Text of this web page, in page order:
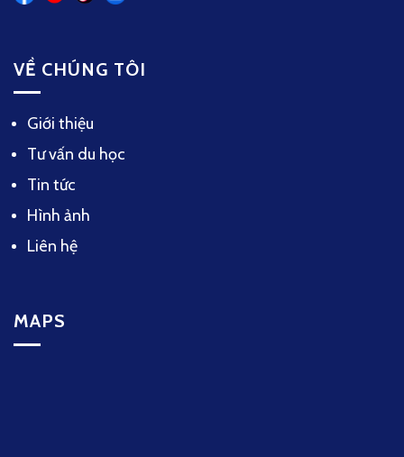
VỀ CHÚNG TÔI
Giới thiệu
Tư vấn du học
Tin tức
Hình ảnh
Liên hệ
MAPS